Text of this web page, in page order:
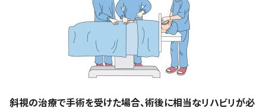
斜視の治療で手術を受けた場合、術後に相当なリハビリが必